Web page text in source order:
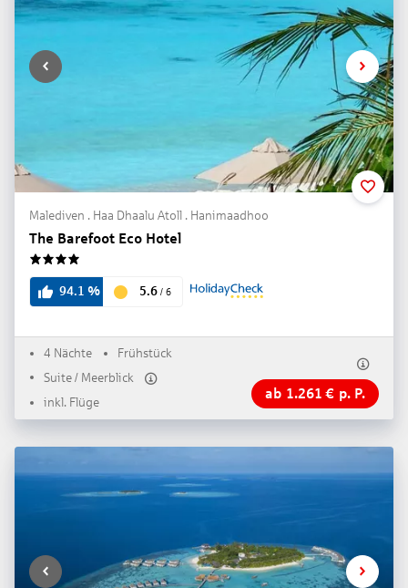
Malediven . Haa Dhaalu Atoll . Hanimaadhoo
The Barefoot Eco Hotel
94.1 % 5.6 / 6
4 Nächte
Frühstück
Suite / Meerblick
inkl. Flüge
ab 1.261 € p. P.